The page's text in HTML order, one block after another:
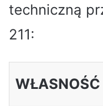
techniczną
211:
WŁASNOŚĆ